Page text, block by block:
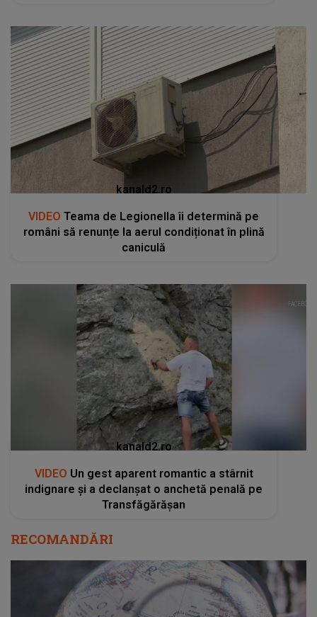
kanald2.ro
VIDEO Teama de Legionella îi determină pe
români să renunțe la aerul condiționat în plină
caniculă
kanald2.ro
VIDEO Un gest aparent romantic a stârnit
indignare și a declanșat o anchetă penală pe
Transfăgărășan
RECOMANDĂRI